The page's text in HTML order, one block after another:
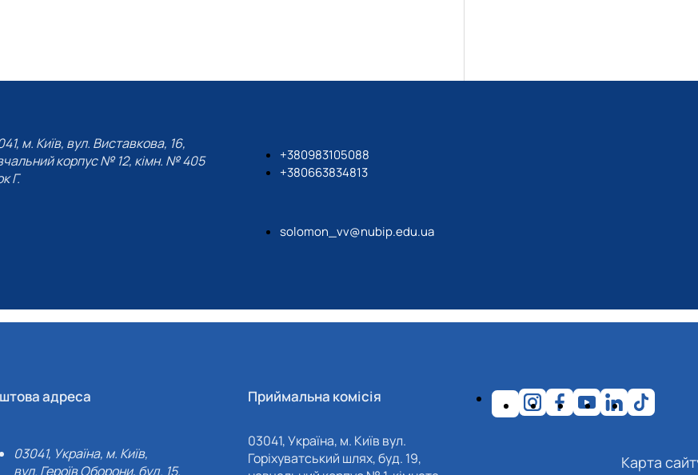
м. Київ, вул. Виставкова, 16,
корпус № 12, кімн. № 405
Г.
+380983105088
+380663834813
solomon_vv@nubip.edu.ua
адреса
03041, Україна, м. Київ,
вул. Героїв Оборони, буд. 15.
Приймальна комісія
03041, Україна, м. Київ вул.
Горіхуватський шлях, буд. 19,
Карта